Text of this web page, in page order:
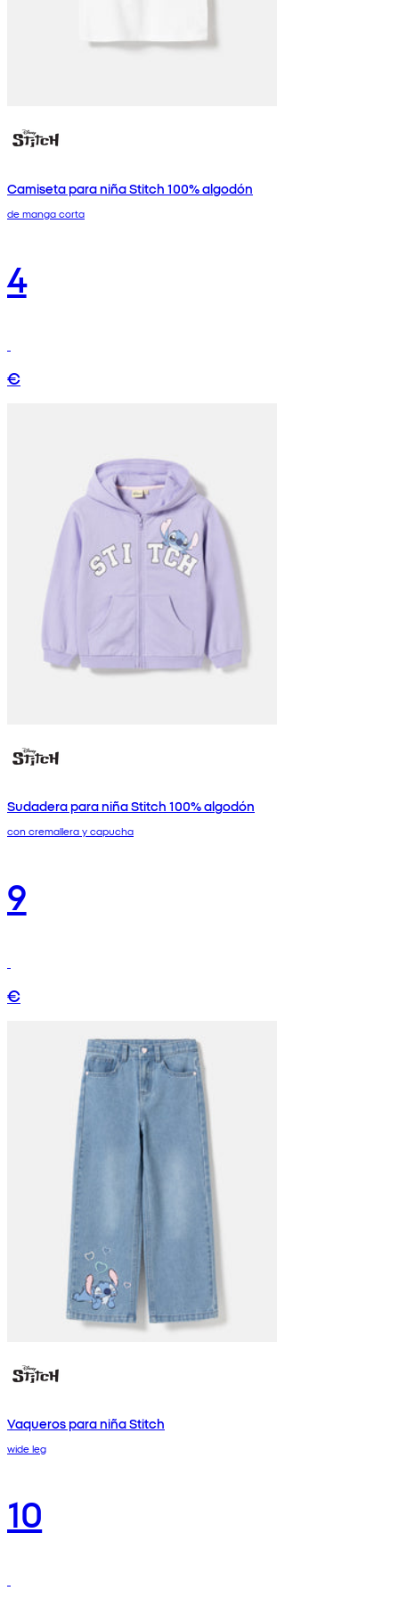
Camiseta para niña Stitch 100% algodón
de manga corta
4
€
Sudadera para niña Stitch 100% algodón
con cremallera y capucha
9
€
Vaqueros para niña Stitch
wide leg
10